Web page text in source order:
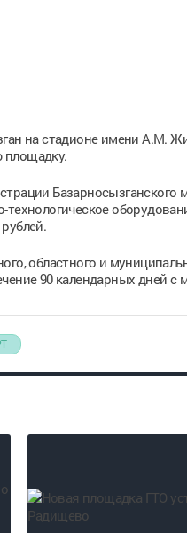
на стадионе имени А.М.
технологическое
областного и
90 календарных дней